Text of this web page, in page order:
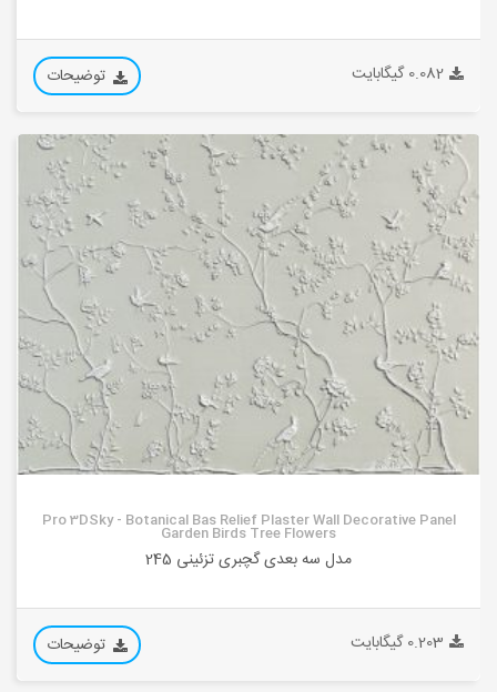
0.082 گیگابایت توضیحات
Pro 3DSky - Botanical Bas Relief Plaster Wall Decorative Panel
Garden Birds Tree Flowers
مدل سه بعدی گچبری تزئینی 245
0.203 گیگابایت توضیحات